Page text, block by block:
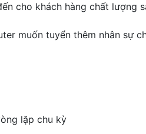
cho khách hàng chất lượng
muốn tuyển thêm nhân sự
lặp chu kỳ